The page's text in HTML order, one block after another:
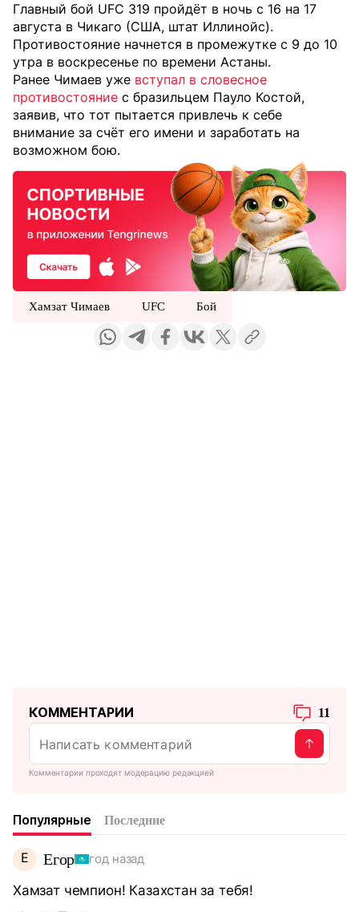
Главный бой UFC 319 пройдёт в ночь с 16 на 17
августа в Чикаго (США, штат Иллинойс).
Противостояние начнется в промежутке с 9 до 10
утра в воскресенье по времени Астаны.
Ранее Чимаев уже вступал в словесное
противостояние с бразильцем Пауло Костой,
заявив, что тот пытается привлечь к себе
внимание за счёт его имени и заработать на
возможном бою.
Хамзат Чимаев UFC Бой
КОММЕНТАРИИ 11
Комментарии проходят модерацию редакцией
Популярные Последние
Е Егор год назад
Хамзат чемпион! Казахстан за тебя!